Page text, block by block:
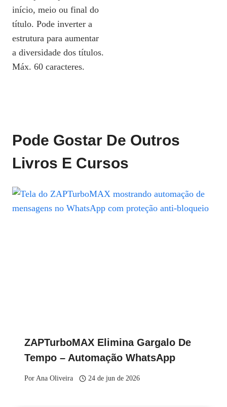
início, meio ou final do
título. Pode inverter a
estrutura para aumentar
a diversidade dos títulos.
Máx. 60 caracteres.
Pode Gostar De Outros
Livros E Cursos
ZAPTurboMAX Elimina Gargalo De
Tempo – Automação WhatsApp
PorAna Oliveira 24 de jun de 2026